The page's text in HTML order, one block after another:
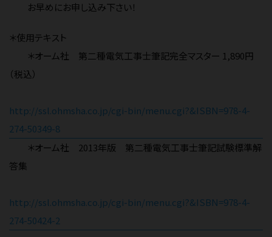
お早めにお申し込み下さい！
＊使用テキスト
＊オーム社 第二種電気工事士筆記完全マスター 1,890円
（税込）
http://ssl.ohmsha.co.jp/cgi-bin/menu.cgi?&ISBN=978-4-
274-50349-8
＊オーム社 2013年版 第二種電気工事士筆記試験標準解
答集
http://ssl.ohmsha.co.jp/cgi-bin/menu.cgi?&ISBN=978-4-
274-50424-2